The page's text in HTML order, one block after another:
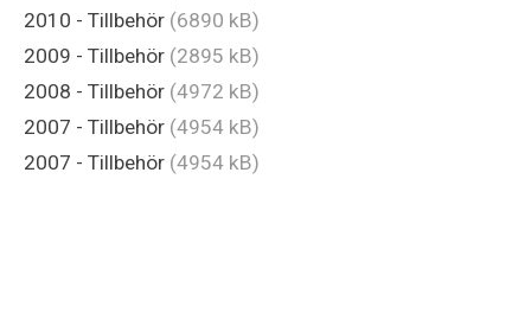
2010 - Tillbehör (6890 kB)
2009 - Tillbehör (2895 kB)
2008 - Tillbehör (4972 kB)
2007 - Tillbehör (4954 kB)
2007 - Tillbehör (4954 kB)